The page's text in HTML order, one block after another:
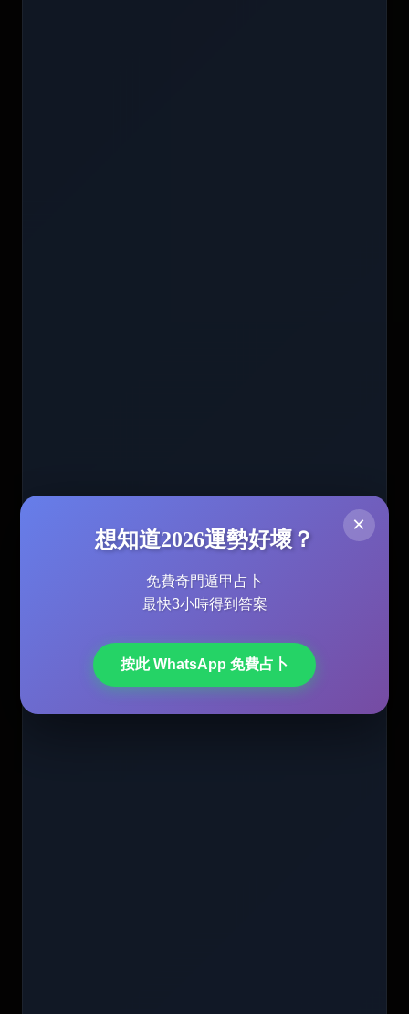
×
想知道2026運勢好壞？
免費奇門遁甲占卜
最快3小時得到答案
按此 WhatsApp 免費占卜